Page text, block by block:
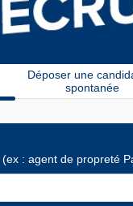
Déposer une
spontanée
(ex : agent de propreté